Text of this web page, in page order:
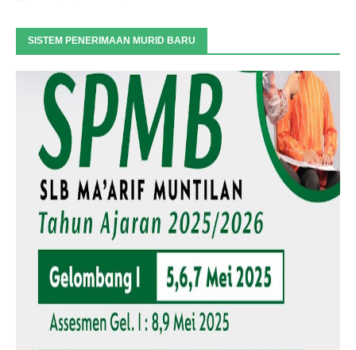
SISTEM PENERIMAAN MURID BARU